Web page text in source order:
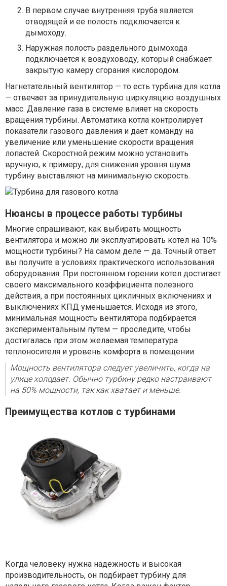
В первом случае внутренняя труба является
отводящей и ее полость подключается к
дымоходу.
Наружная полость раздельного дымохода
подключается к воздуховоду, который снабжает
закрытую камеру сгорания кислородом.
Нагнетательный вентилятор — то есть турбина для котла
— отвечает за принудительную циркуляцию воздушных
масс. Давление газа в системе влияет на скорость
вращения турбины. Автоматика котла контролирует
показатели газового давления и дает команду на
увеличение или уменьшение скорости вращения
лопастей. Скоростной режим можно установить
вручную, к примеру, для снижения уровня шума
турбину выставляют на минимальную скорость.
Нюансы в процессе работы турбины
Многие спрашивают, как выбирать мощность
вентилятора и можно ли эксплуатировать котел на 10%
мощности турбины? На самом деле — да. Точный ответ
вы получите в условиях практического использования
оборудования. При постоянном горении котел достигает
своего максимального коэффициента полезного
действия, а при постоянных цикличных включениях и
выключениях КПД уменьшается. Исходя из этого,
минимальная мощность вентилятора подбирается
экспериментальным путем — проследите, чтобы
достигалась при этом желаемая температура
теплоносителя и уровень комфорта в помещении.
Мощность вентилятора следует увеличить, когда на
улице холодает. Обычно турбину редко настраивают
на 50% мощности, так как хватает и меньше.
Преимущества котлов с турбинами
Когда человеку нужна надежность и высокая
производительность, он подбирает турбину для